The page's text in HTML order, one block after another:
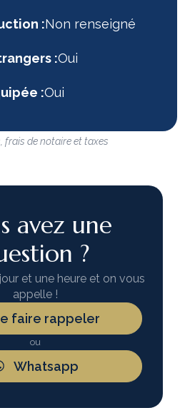
:Non renseigné
:Oui
:Oui
frais de notaire et taxes
avez une
?
et une heure et on vous
appelle !
faire rappeler
ou
Whatsapp